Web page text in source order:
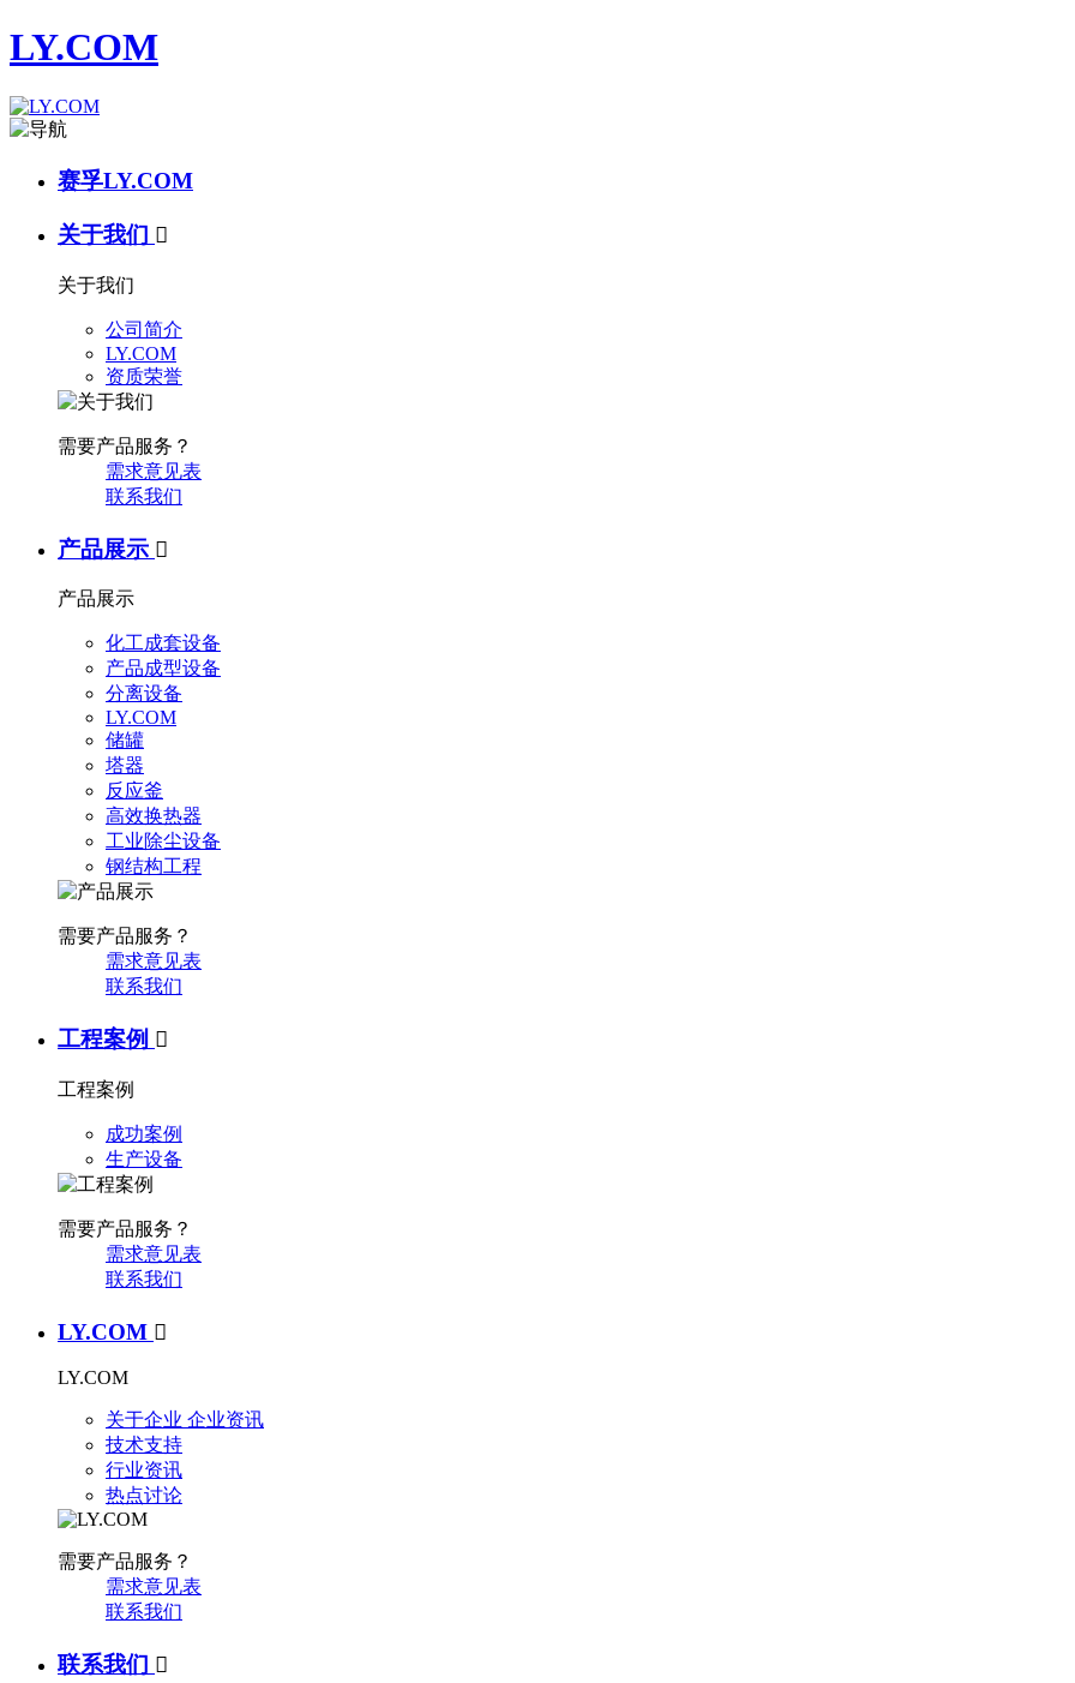
LY.COM
赛孚LY.COM
关于我们 
关于我们
公司简介
LY.COM
资质荣誉
需要产品服务？
需求意见表
联系我们
产品展示 
产品展示
化工成套设备
产品成型设备
分离设备
LY.COM
储罐
塔器
反应釜
高效换热器
工业除尘设备
钢结构工程
需要产品服务？
需求意见表
联系我们
工程案例 
工程案例
成功案例
生产设备
需要产品服务？
需求意见表
联系我们
LY.COM 
LY.COM
关于企业 企业资讯
技术支持
行业资讯
热点讨论
需要产品服务？
需求意见表
联系我们
联系我们 